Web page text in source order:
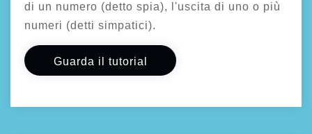
di un numero (detto spia), l'uscita di uno o più
numeri (detti simpatici).